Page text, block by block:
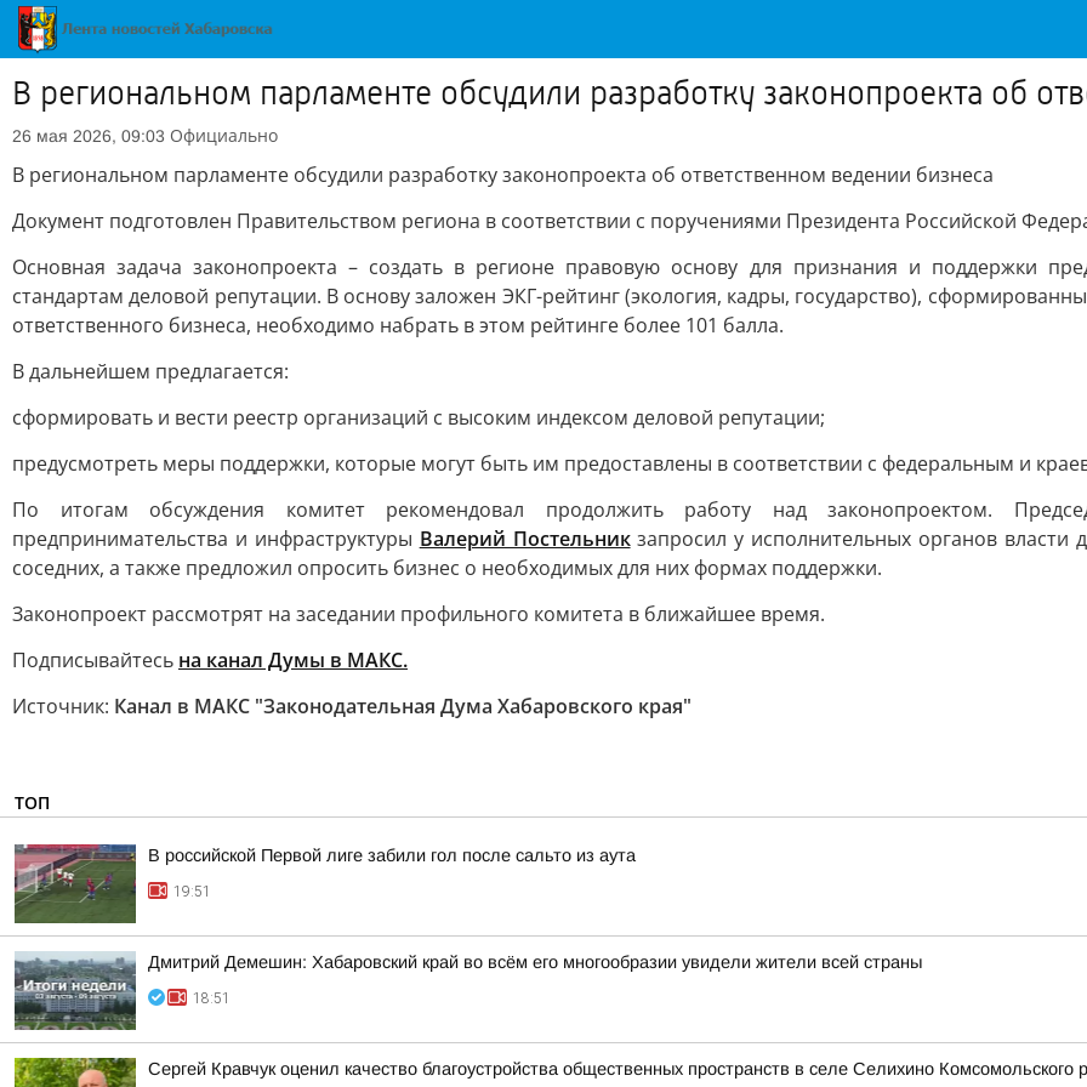
В региональном парламенте обсудили разработку законопроекта об
26 мая 2026, 09:03 Официально
В региональном парламенте обсудили разработку законопроекта об ответственном ведении бизнеса
Документ подготовлен Правительством региона в соответствии с поручениями Президента Российской
Основная задача законопроекта – создать в регионе правовую основу для признания и поддержки
стандартам деловой репутации. В основу заложен ЭКГ-рейтинг (экология, кадры, государство),
ответственного бизнеса, необходимо набрать в этом рейтинге более 101 балла.
В дальнейшем предлагается:
сформировать и вести реестр организаций с высоким индексом деловой репутации;
предусмотреть меры поддержки, которые могут быть им предоставлены в соответствии с федеральным и
По итогам обсуждения комитет рекомендовал продолжить работу над законопроектом.
предпринимательства и инфраструктуры Валерий Постельникзапросил у исполнительных органов власти
соседних, а также предложил опросить бизнес о необходимых для них формах поддержки.
Законопроект рассмотрят на заседании профильного комитета в ближайшее время.
Подписывайтесь на канал Думы в МАКС.
Источник: Канал в МАКС "Законодательная Дума Хабаровского края"
ТОП
В российской Первой лиге забили гол после сальто из аута
19:51
Дмитрий Демешин: Хабаровский край во всём его многообразии увидели жители всей страны
18:51
Сергей Кравчук оценил качество благоустройства общественных пространств в селе Селихино Комсомольского